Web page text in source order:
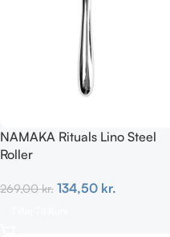
NAMAKA Rituals Lino Steel
Roller
269,00kr. 134,50 kr.